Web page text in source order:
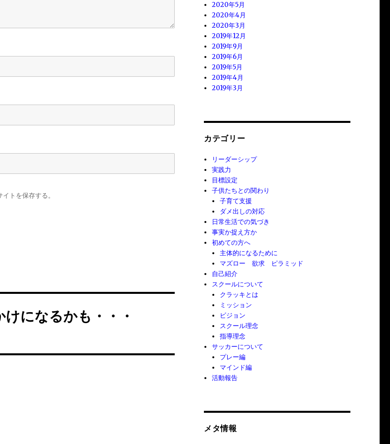
トを保存する。
になるかも・・・
2020年5月
2020年4月
2020年3月
2019年12月
2019年9月
2019年6月
2019年5月
2019年4月
2019年3月
カテゴリー
リーダーシップ
実践力
目標設定
子供たちとの関わり
子育て支援
ダメ出しの対応
日常生活での気づき
事実か捉え方か
初めての方へ
主体的になるために
マズロー 欲求 ピラミッド
自己紹介
スクールについて
クラッキとは
ミッション
ビジョン
スクール理念
指導理念
サッカーについて
プレー編
マインド編
活動報告
メタ情報